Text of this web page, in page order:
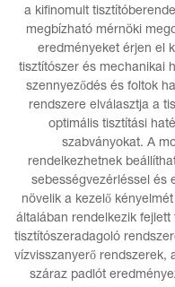
a kifinomult
megbízható mérnöki
eredményeket érjen el
tisztítószer és mechanikai
szennyeződés és foltok
rendszere elválasztja a
optimális tisztítási
szabványokat. A
rendelkezhetnek
sebességvezérléssel és
növelik a kezelő
általában rendelkezik
tisztítószeradagoló
vízvisszanyerő rendszerek,
száraz padlót